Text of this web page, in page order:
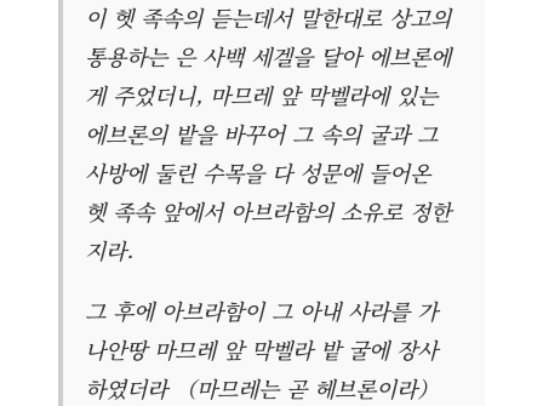
이 헷 족속의 듣는데서 말한대로 상고의
통용하는 은 사백 세겔을 달아 에브론에
게 주었더니, 마므레 앞 막벨라에 있는
에브론의 밭을 바꾸어 그 속의 굴과 그
사방에 둘린 수목을 다 성문에 들어온
헷 족속 앞에서 아브라함의 소유로 정한
지라.
그 후에 아브라함이 그 아내 사라를 가
나안땅 마므레 앞 막벨라 밭 굴에 장사
하였더라 （마므레는 곧 헤브론이라）